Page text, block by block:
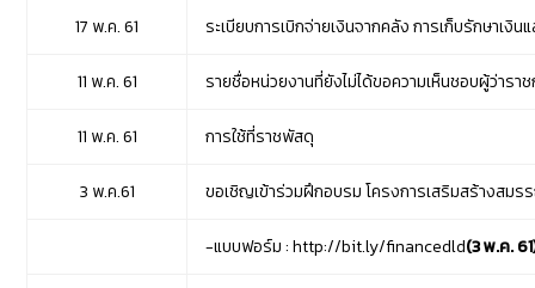
17 พ.ค. 61 ระเบียบการเบิกจ่ายเงินจากคลัง การเก็บรักษาเงิ
11 พ.ค. 61 รายชื่อหน่วยงานที่ยังไม่ได้ขอความเห็นชอบผู้ว่าร
11 พ.ค. 61 การใช้ที่ราชพัสดุ
3 พ.ค.61 ขอเชิญเข้าร่วมฝึกอบรม โครงการเสริมสร้างสม
-แบบฟอร์ม :http://bit.ly/financedld(3 พ.ค.